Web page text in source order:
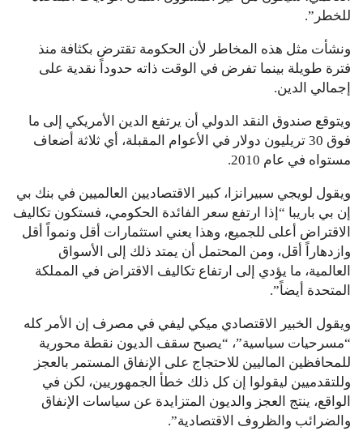
للخطر”.
ونشأت مثل هذه المخاطر لأن الحكومة تقترض بكثافة منذ
فترة طويلة بينما تفرض في الوقت ذاته حدوداً نقدية على
إجمالي الدين.
ويتوقع صندوق النقد الدولي أن يرتفع الدين الأمريكي إلى ما
فوق 30 تريليون دولار في الأعوام المقبلة، أي ثلاثة أضعاف
مستواه في عام 2010.
ويقول لويجي سبيرانزا، كبير الاقتصاديين العالميين في بنك بي
إن بي باريبا “إذا ارتفع سعر الفائدة الحكومي، فستكون تكاليف
الاقتراض أعلى للجميع، وهذا يعني استثمارات أقل ونمواً أقل
وازدهاراً أقل، ومن المحتمل أن يمتد ذلك إلى الأسواق
العالمية، ما يؤدي إلى ارتفاع تكاليف الاقتراض في المملكة
المتحدة أيضاً”.
ويقول الخبير الاقتصادي ميكي ليفي في مصرف إن الأمر كله
“مسرحيات سياسية”، “يصبح سقف الديون نقطة محورية
للمحافظين الماليين للاحتجاج على الإنفاق المستمر بالعجز
وللتقدميين ليقولوا إن كل ذلك خطأ الجمهوريين، لكن في
الواقع، ينتج العجز والديون المتزايدة عن سياسات الإنفاق
والضرائب والظروف الاقتصادية”.